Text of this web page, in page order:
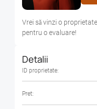
Vrei sǎ vinzi o
pentru o evaluare!
Detalii
ID proprietate:
Pret: